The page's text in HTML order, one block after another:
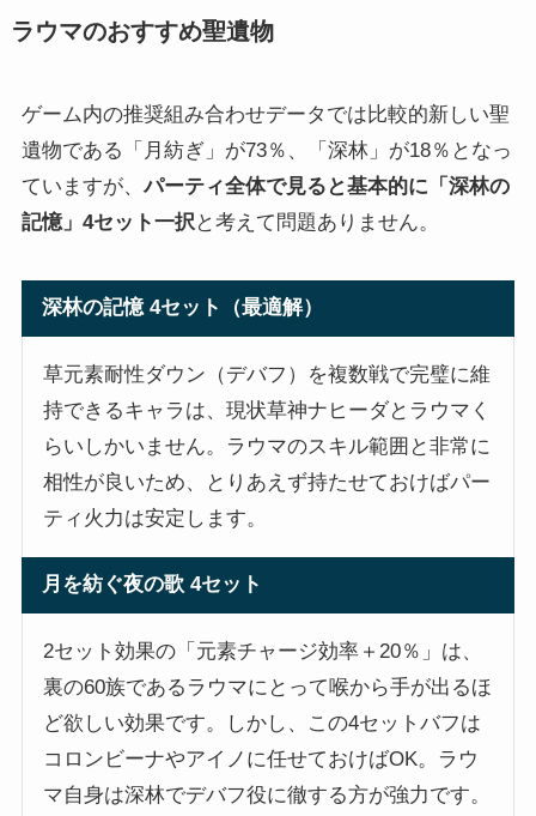
ラウマのおすすめ聖遺物
ゲーム内の推奨組み合わせデータでは比較的新しい聖
遺物である「月紡ぎ」が73％、「深林」が18％となっ
ていますが、パーティ全体で見ると基本的に「深林の
記憶」4セット一択 と考えて問題ありません。
深林の記憶 4セット（最適解）
草元素耐性ダウン（デバフ）を複数戦で完璧に維
持できるキャラは、現状草神ナヒーダとラウマく
らいしかいません。ラウマのスキル範囲と非常に
相性が良いため、とりあえず持たせておけばパー
ティ火力は安定します。
月を紡ぐ夜の歌 4セット
2セット効果の「元素チャージ効率＋20％」は、
裏の60族であるラウマにとって喉から手が出るほ
ど欲しい効果です。しかし、この4セットバフは
コロンビーナやアイノに任せておけばOK。ラウ
マ自身は深林でデバフ役に徹する方が強力です。